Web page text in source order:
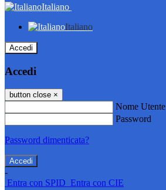
Italiano
Italiano
Accedi
Accedi
button close ×
Nome Utente
Password
Password dimenticata?
-
Entra con SPID Entra con CIE